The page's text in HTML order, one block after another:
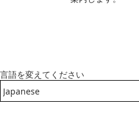
言語を変えてください